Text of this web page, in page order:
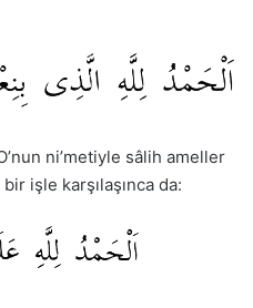
ni’metiyle sâlih ameller
işle karşılaşınca da: